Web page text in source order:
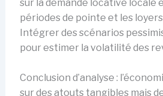
sur la demande locative locale
périodes de pointe et les
Intégrer des scénarios
pour estimer la volatilité des
Conclusion d’analyse :
sur des atouts tangibles mais